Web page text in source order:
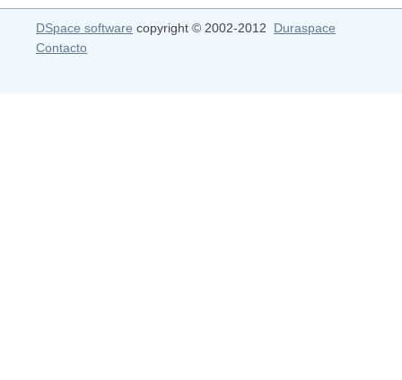
DSpace software copyright © 2002-2012 Duraspace
Contacto